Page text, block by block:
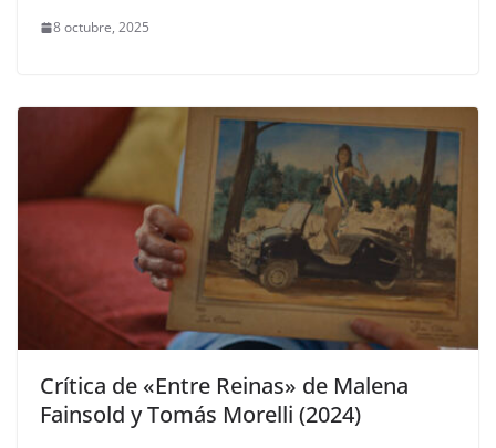
8 octubre, 2025
Crítica de «Entre Reinas» de Malena
Fainsold y Tomás Morelli (2024)